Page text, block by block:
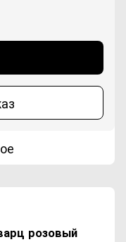
розовый